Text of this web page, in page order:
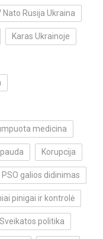
Nato Rusija Ukraina
Karas Ukrainoje
medicina
Korupcija
PSO galios didinimas
pinigai ir kontrolė
Sveikatos politika